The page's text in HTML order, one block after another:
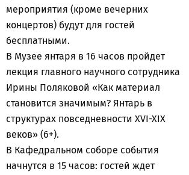
мероприятия (кроме вечерних
концертов) будут для гостей
бесплатными.
В Музее янтаря в 16 часов пройдет
лекция главного научного сотрудника
Ирины Поляковой «Как материал
становится значимым? Янтарь в
структурах повседневности XVI-XIX
веков» (6+).
В Кафедральном соборе события
начнутся в 15 часов: гостей ждет